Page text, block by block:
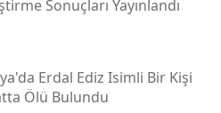
Sonuçları Yayınlandı
Erdal Ediz Isimli Bir Kişi
Ölü Bulundu